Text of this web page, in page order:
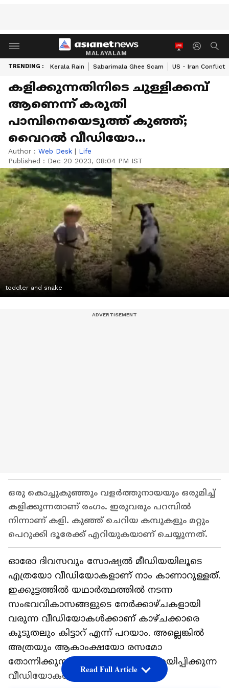
MALAYALAM
TRENDING : Kerala Rain Sabarimala Ghee Scam US - Iran Conflict
കളിക്കുന്നതിനിടെ ചുള്ളിക്കമ്പ്
ആണെന്ന് കരുതി
പാമ്പിനെയെടുത്ത് കുഞ്ഞ്;
വൈറല്‍ വീഡിയോ...
Author : Web Desk | Life
Published : Dec 20 2023, 08:04 PM IST
toddler and snake
ഒരു കൊച്ചുകുഞ്ഞും വളര്‍ത്തുനായയും ഒരുമിച്ച്
കളിക്കുന്നതാണ് രംഗം. ഇരുവരും പറമ്പില്‍
നിന്നാണ് കളി. കുഞ്ഞ് ചെറിയ കമ്പുകളും മറ്റും
പെറുക്കി ദൂരേക്ക് എറിയുകയാണ് ചെയ്യുന്നത്.
ഓരോ ദിവസവും സോഷ്യല്‍ മീഡിയയിലൂടെ
എത്രയോ വീഡിയോകളാണ് നാം കാണാറുള്ളത്.
ഇക്കൂട്ടത്തില്‍ യഥാര്‍ത്ഥത്തില്‍ നടന്ന
സംഭവവികാസങ്ങളുടെ നേര്‍ക്കാഴ്ചകളായി
വരുന്ന വീഡിയോകള്‍ക്കാണ് കാഴ്ചക്കാരെ
കൂടുതലും കിട്ടാറ് എന്ന് പറയാം. അല്ലെങ്കില്‍
അത്രയും ആകാംക്ഷയോ രസമോ
തോന്നിക്കുന്ന- അല്ലെങ്കില്‍ അതിശയിപ്പിക്കുന്ന
വീഡിയോകള്‍ എന്നും പറയാം.
Read Full Article